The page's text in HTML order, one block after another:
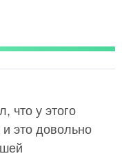
что у этого
это довольно